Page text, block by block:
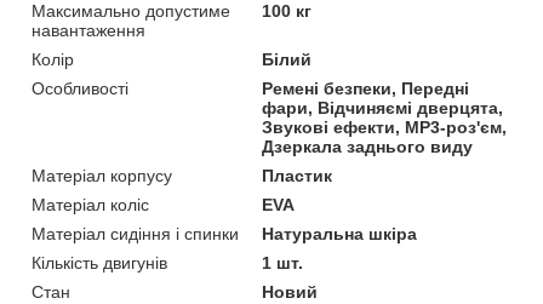
Максимально допустиме
навантаження
100 кг
Колір
Білий
Особливості
Ремені безпеки, Передні
фари, Відчиняємі дверцята,
Звукові ефекти, MP3-роз'єм,
Дзеркала заднього виду
Матеріал корпусу
Пластик
Матеріал коліс
EVA
Матеріал сидіння і спинки
Натуральна шкіра
Кількість двигунів
1 шт.
Стан
Новий